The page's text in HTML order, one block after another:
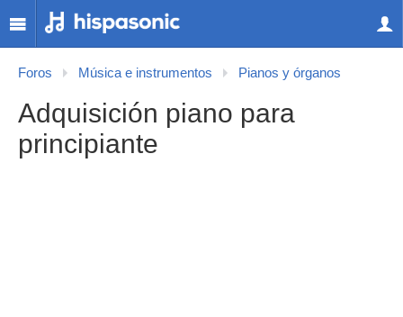
Foros Música e instrumentos Pianos y órganos
Adquisición piano para
principiante